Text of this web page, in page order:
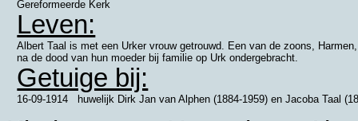
Gereformeerde Kerk
Leven:
Albert Taal is met een Urker vrouw getrouwd. Een van de zoons,
na de dood van hun moeder bij familie op Urk ondergebracht.
Getuige bij:
16-09-1914 huwelijk Dirk Jan van Alphen (1884-1959) enJacoba Taal